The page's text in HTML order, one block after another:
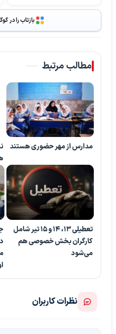
بازتاب را در
مطالب مرتبط
مدارس از مهر حضوری هستند
تعطیلی ۱۳، ۱۴ و ۱۵ تیر شامل
کارگران بخش خصوصی هم
می‌شود
نظرات کاربران